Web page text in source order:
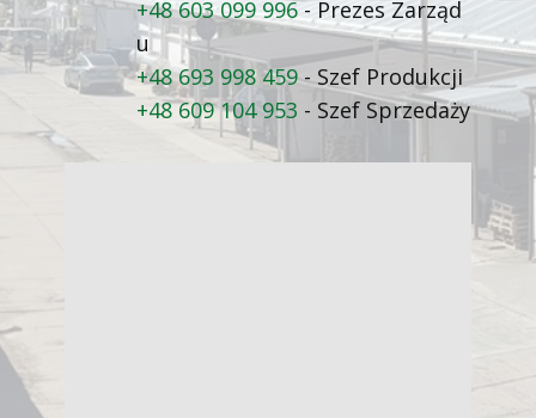
+48 603 099 996 - Prezes Zarząd​
u
+48 693 998 459 - Szef Produkcji
+48 609 104 953 - Szef Sprzedaży